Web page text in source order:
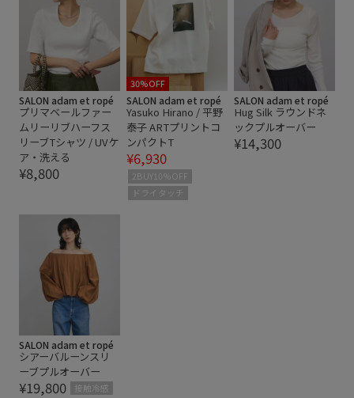
トップス フィットネス ブラック ヘルシー
ヨガ ロングスリーブ
SALON adam et ropé
プリマベールファー
ムリーリブハーフス
リーブTシャツ / UVケ
ア・洗える
¥8,800
30%OFF
SALON adam et ropé
Yasuko Hirano / 平野
泰子 ARTプリントコ
ンパクトT
¥6,930
2BUY10%OFF
ドライタッチ
SALON adam et ropé
Hug Silk ラウンドネ
ックプルオーバー
¥14,300
SALON adam et ropé
シアーバルーンスリ
ーブプルオーバー
¥19,800 接触冷感